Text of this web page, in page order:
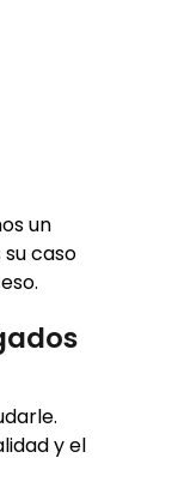
un
caso
y el